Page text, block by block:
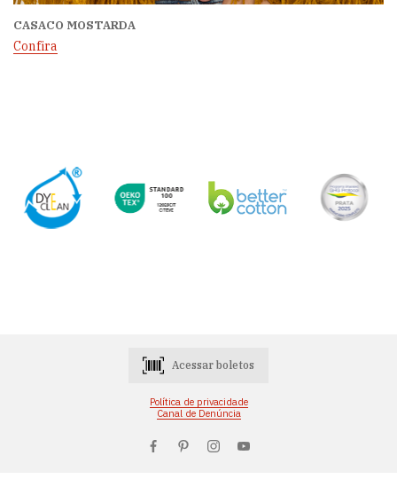
CASACO MOSTARDA
Confira
Acessar boletos
Política de privacidade
Canal de Denúncia